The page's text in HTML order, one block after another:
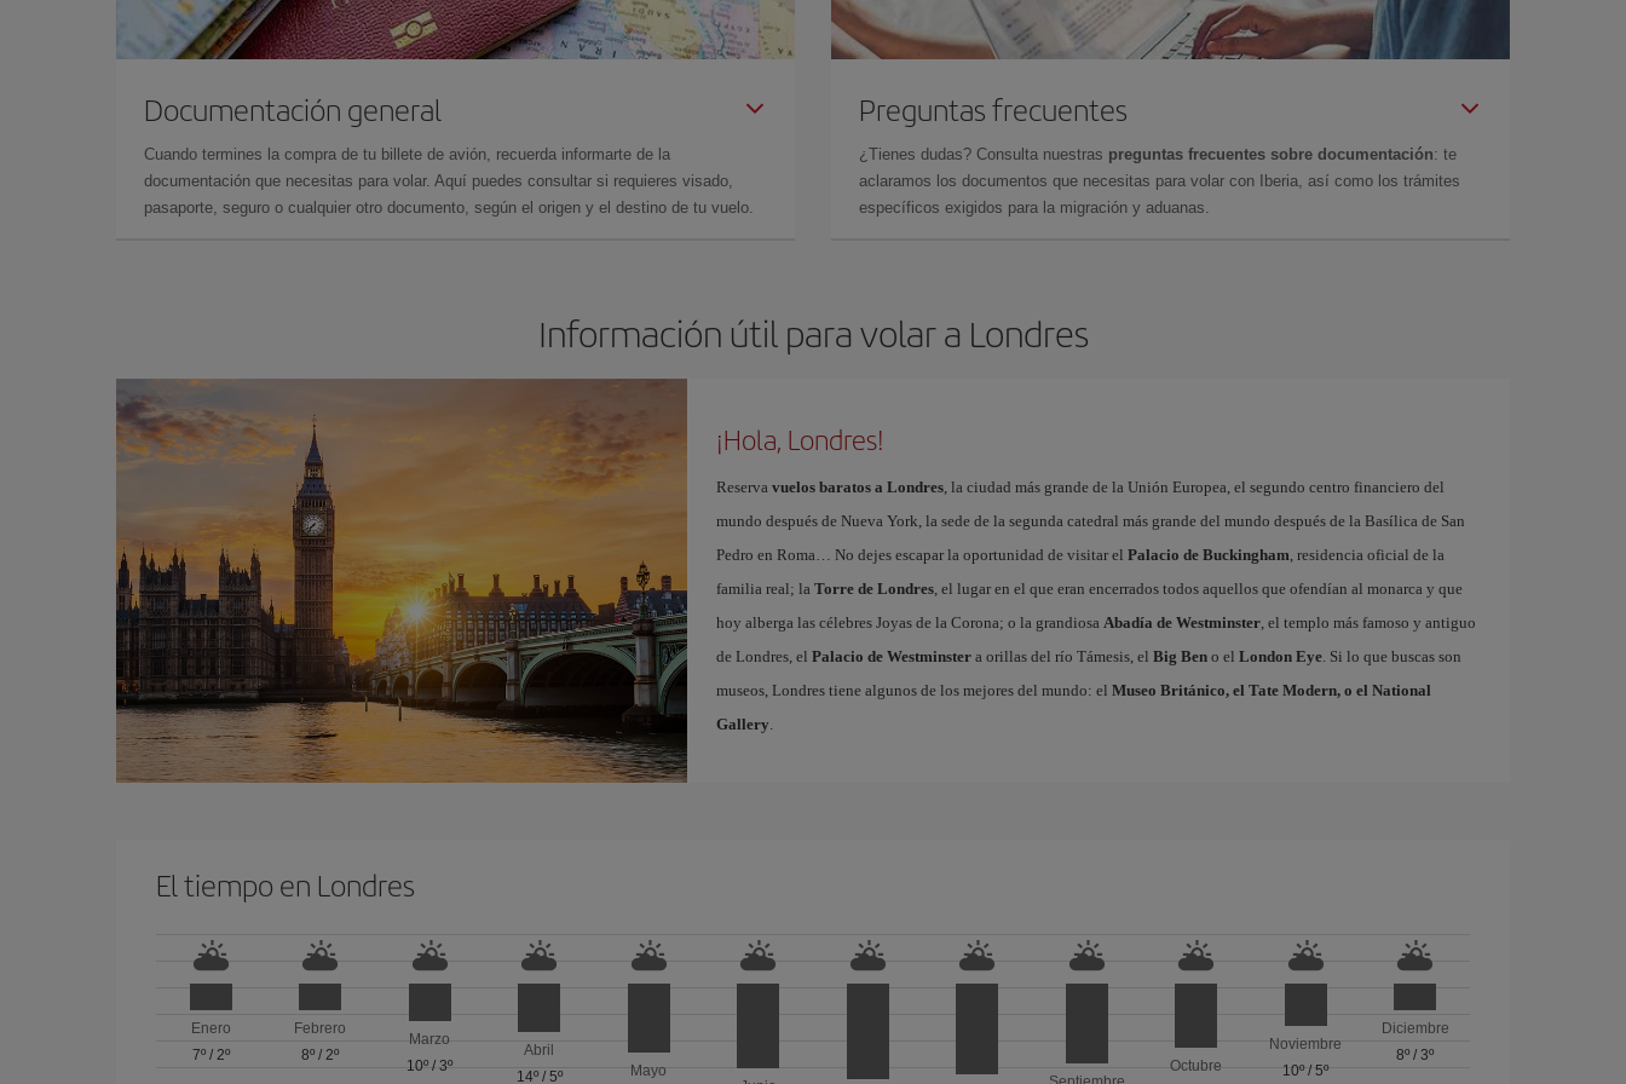
Documentación general
Cuando termines la compra de tu billete de avión, recuerda informarte de la
documentación que necesitas para volar. Aquí puedes consultar si requieres visado,
pasaporte, seguro o cualquier otro documento, según el origen y el destino de tu vuelo.
Preguntas frecuentes
¿Tienes dudas? Consulta nuestras preguntas frecuentes sobre documentación: te
aclaramos los documentos que necesitas para volar con Iberia, así como los trámites
específicos exigidos para la migración y aduanas.
Información útil para volar a Londres
¡Hola, Londres!
Reserva vuelos baratos a Londres, la ciudad más grande de la Unión Europea, el segundo centro financiero del
mundo después de Nueva York, la sede de la segunda catedral más grande del mundo después de la Basílica de San
Pedro en Roma… No dejes escapar la oportunidad de visitar el Palacio de Buckingham, residencia oficial de la
familia real; la Torre de Londres, el lugar en el que eran encerrados todos aquellos que ofendían al monarca y que
hoy alberga las célebres Joyas de la Corona; o la grandiosa Abadía de Westminster, el templo más famoso y antiguo
de Londres, el Palacio de Westminstera orillas del río Támesis, el Big Beno el London Eye. Si lo que buscas son
museos, Londres tiene algunos de los mejores del mundo: el Museo Británico, el Tate Modern, o el National
Gallery.
El tiempo en Londres
Enero
7º/ 2º
Febrero
8º /2º
Marzo
10º /3º
Abril
14º/ 5º
Mayo
Octubre
Noviembre
10º/5º
Diciembre
8º /3º